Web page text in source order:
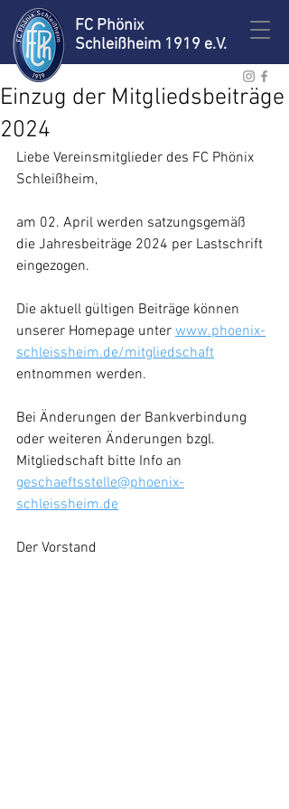
FC Phönix
Schleißheim 1919 e.V.
Einzug der Mitgliedsbeiträge
2024
Liebe Vereinsmitglieder des FC Phönix
Schleißheim,
am 02. April werden satzungsgemäß
die Jahresbeiträge 2024 per Lastschrift
eingezogen.
Die aktuell gültigen Beiträge können
unserer Homepage unter www.phoenix-
schleissheim.de/mitgliedschaft
entnommen werden.
Bei Änderungen der Bankverbindung
oder weiteren Änderungen bzgl.
Mitgliedschaft bitte Info an
geschaeftsstelle@phoenix-
schleissheim.de
Der Vorstand